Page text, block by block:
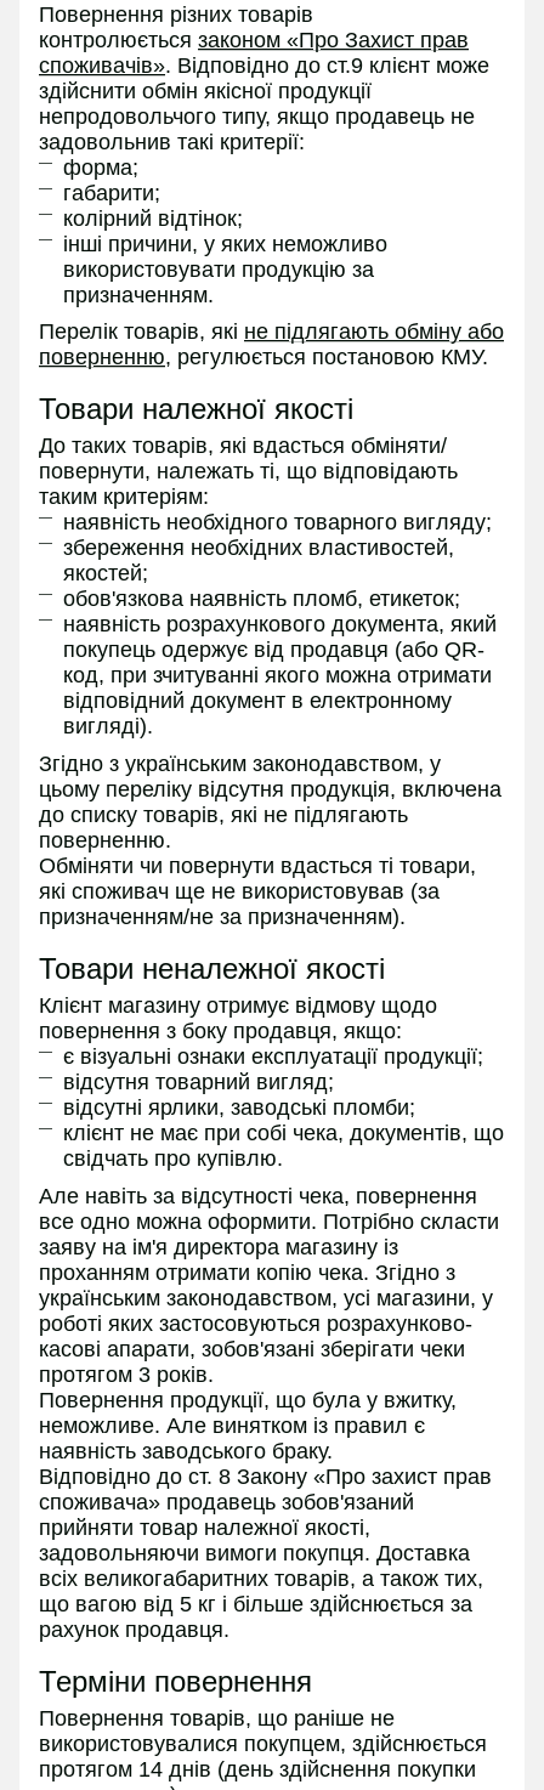
Повернення різних товарів
контролюється законом «Про Захист прав
споживачів». Відповідно до ст.9 клієнт може
здійснити обмін якісної продукції
непродовольчого типу, якщо продавець не
задовольнив такі критерії:
форма;
габарити;
колірний відтінок;
інші причини, у яких неможливо
використовувати продукцію за
призначенням.
Перелік товарів, які не підлягають обміну або
поверненню, регулюється постановою КМУ.
Товари належної якості
До таких товарів, які вдасться обміняти/
повернути, належать ті, що відповідають
таким критеріям:
наявність необхідного товарного вигляду;
збереження необхідних властивостей,
якостей;
обов'язкова наявність пломб, етикеток;
наявність розрахункового документа, який
покупець одержує від продавця (або QR-
код, при зчитуванні якого можна отримати
відповідний документ в електронному
вигляді).
Згідно з українським законодавством, у
цьому переліку відсутня продукція, включена
до списку товарів, які не підлягають
поверненню.
Обміняти чи повернути вдасться ті товари,
які споживач ще не використовував (за
призначенням/не за призначенням).
Товари неналежної якості
Клієнт магазину отримує відмову щодо
повернення з боку продавця, якщо:
є візуальні ознаки експлуатації продукції;
відсутня товарний вигляд;
відсутні ярлики, заводські пломби;
клієнт не має при собі чека, документів, що
свідчать про купівлю.
Але навіть за відсутності чека, повернення
все одно можна оформити. Потрібно скласти
заяву на ім'я директора магазину із
проханням отримати копію чека. Згідно з
українським законодавством, усі магазини, у
роботі яких застосовуються розрахунково-
касові апарати, зобов'язані зберігати чеки
протягом 3 років.
Повернення продукції, що була у вжитку,
неможливе. Але винятком із правил є
наявність заводського браку.
Відповідно до ст. 8 Закону «Про захист прав
споживача» продавець зобов'язаний
прийняти товар належної якості,
задовольняючи вимоги покупця. Доставка
всіх великогабаритних товарів, а також тих,
що вагою від 5 кг і більше здійснюється за
рахунок продавця.
Терміни повернення
Повернення товарів, що раніше не
використовувалися покупцем, здійснюється
протягом 14 днів (день здійснення покупки